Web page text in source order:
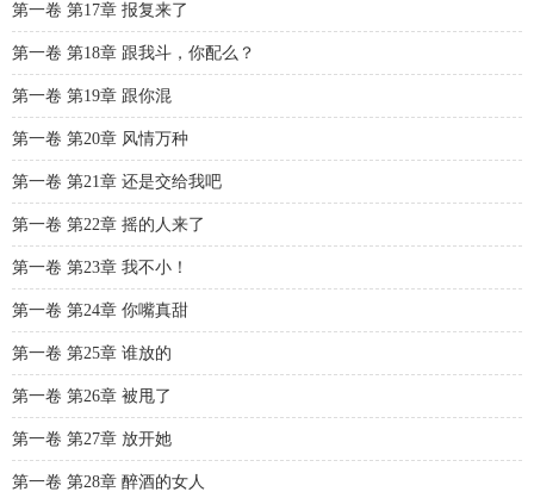
第一卷 第17章 报复来了
第一卷 第18章 跟我斗，你配么？
第一卷 第19章 跟你混
第一卷 第20章 风情万种
第一卷 第21章 还是交给我吧
第一卷 第22章 摇的人来了
第一卷 第23章 我不小！
第一卷 第24章 你嘴真甜
第一卷 第25章 谁放的
第一卷 第26章 被甩了
第一卷 第27章 放开她
第一卷 第28章 醉酒的女人